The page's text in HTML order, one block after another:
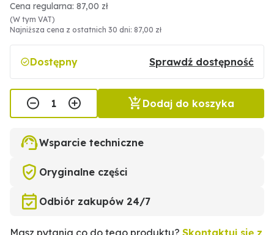
Cena regularna: 87,00 zł
(W tym VAT)
Najniższa cena z ostatnich 30 dni: 87,00 zł
Dostępny Sprawdź dostępność
Dodaj do koszyka
Wsparcie techniczne
Oryginalne części
Odbiór zakupów 24/7